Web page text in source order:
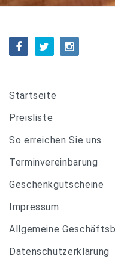
Startseite
Preisliste
So erreichen Sie uns
Terminvereinbarung
Geschenkgutscheine
Impressum
Allgemeine
Datenschutzerklärung